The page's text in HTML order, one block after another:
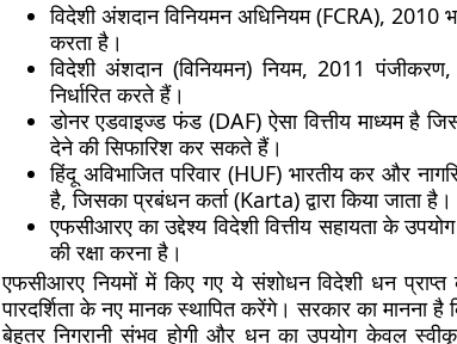
विदेशी अंशदान विनियमन अधिनियम (FCRA), 2010
करता है।
विदेशी अंशदान (विनियमन) नियम, 2011
निर्धारित करते हैं।
डोनर एडवाइज्ड फंड (DAF) ऐसा वित्तीय माध्यम है
देने की सिफारिश कर सकते हैं।
हिंदू अविभाजित परिवार (HUF) भारतीय कर और
है, जिसका प्रबंधन कर्ता (Karta) द्वारा किया जाता है।
एफसीआरए का उद्देश्य विदेशी वित्तीय सहायता के
की रक्षा करना है।
एफसीआरए नियमों में किए गए ये संशोधन विदेशी धन
पारदर्शिता के नए मानक स्थापित करेंगे। सरकार का मानना
बेहतर निगरानी संभव होगी और धन का उपयोग केवल